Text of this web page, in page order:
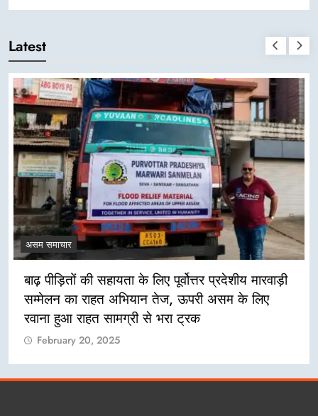
Latest
प्रदेशीय मारवाड़ी
असम के लिए
असम समाचार
असम बाढ़ राहत के लिए विदेशों से
नहीं: मुख्यमंत्री हिमंत विश्व शर्मा
February 20, 2025